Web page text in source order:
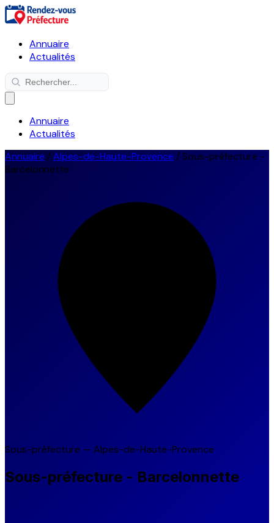
Annuaire
Actualités
Annuaire
Actualités
Annuaire /Alpes-de-Haute-Provence / Sous-préfecture -
Barcelonnette
Sous-préfecture — Alpes-de-Haute-Provence
Sous-préfecture - Barcelonnette